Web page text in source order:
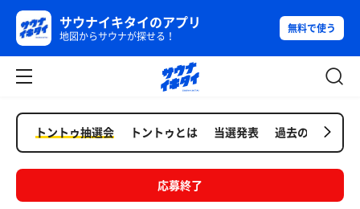
サウナイキタイのアプリ
地図からサウナが探せる！
無料で使う
トントゥ抽選会 トントゥとは 当選発表 過去の抽選会
応募終了